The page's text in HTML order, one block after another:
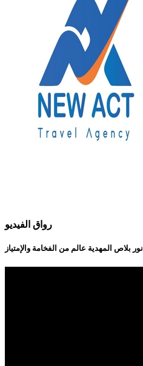
رواق الفيديو
نور بلاص المهدية عالم من الفخامة والإمتياز